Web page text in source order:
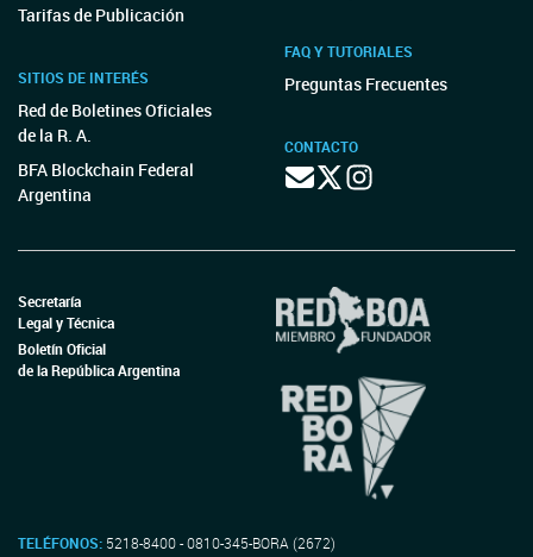
Tarifas de Publicación
SITIOS DE INTERÉS
Red de Boletines Oficiales
de la R. A.
BFA Blockchain Federal
Argentina
FAQ Y TUTORIALES
Preguntas Frecuentes
CONTACTO
Secretaría
Legal y Técnica
Boletín Oficial
de la República Argentina
TELÉFONOS: 5218-8400 - 0810-345-BORA (2672)